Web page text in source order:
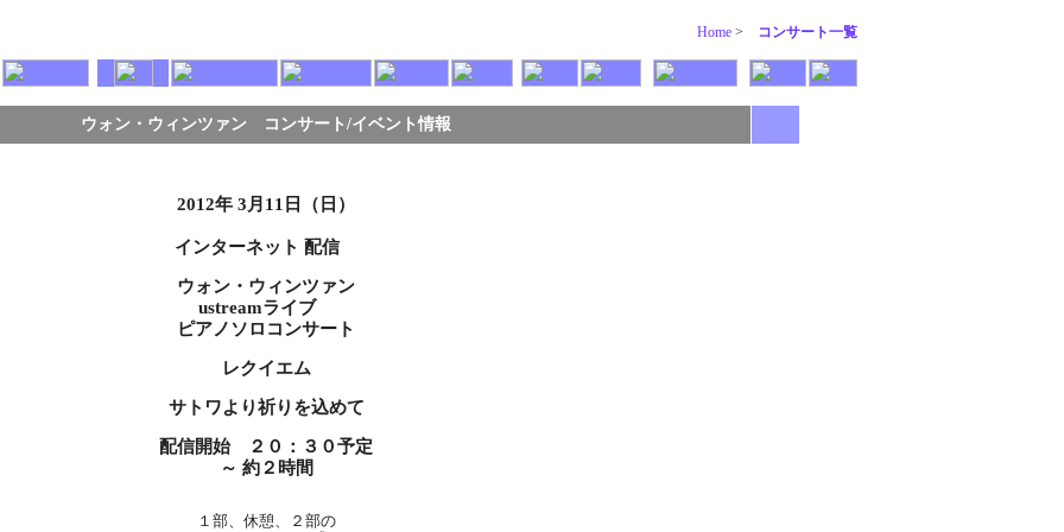
Home > コンサート一覧
ウォン・ウィンツァン コンサート/イベント情報
2012年 3月11日（日）
インターネット 配信
ウォン・ウィンツァン
ustreamライブ
ピアノソロコンサート
レクイエム
サトワより祈りを込めて
配信開始 ２０：３０予定
～ 約２時間
１部、休憩、２部の